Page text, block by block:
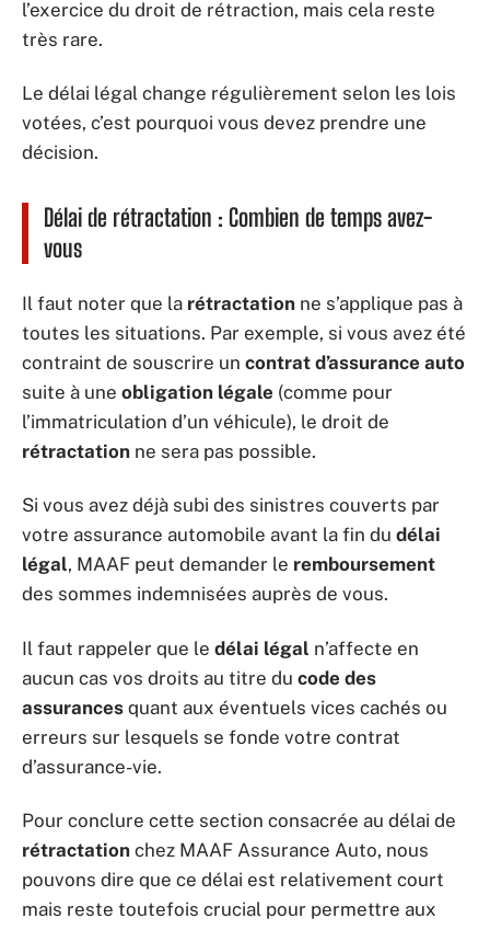
l’exercice du droit de rétraction, mais cela reste
très rare.
Le délai légal change régulièrement selon les lois
votées, c’est pourquoi vous devez prendre une
décision.
Délai de rétractation : Combien de temps avez-
vous
Il faut noter que la rétractation ne s’applique pas à
toutes les situations. Par exemple, si vous avez été
contraint de souscrire un contrat d’assurance auto
suite à une obligation légale (comme pour
l’immatriculation d’un véhicule), le droit de
rétractation ne sera pas possible.
Si vous avez déjà subi des sinistres couverts par
votre assurance automobile avant la fin du délai
légal, MAAF peut demander le remboursement
des sommes indemnisées auprès de vous.
Il faut rappeler que le délai légal n’affecte en
aucun cas vos droits au titre du code des
assurances quant aux éventuels vices cachés ou
erreurs sur lesquels se fonde votre contrat
d’assurance-vie.
Pour conclure cette section consacrée au délai de
rétractation chez MAAF Assurance Auto, nous
pouvons dire que ce délai est relativement court
mais reste toutefois crucial pour permettre aux